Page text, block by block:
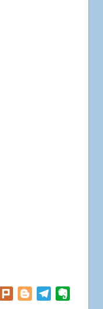
Facebook
Plurk BloggerTelegram